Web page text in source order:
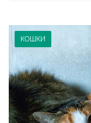
КОШКИ